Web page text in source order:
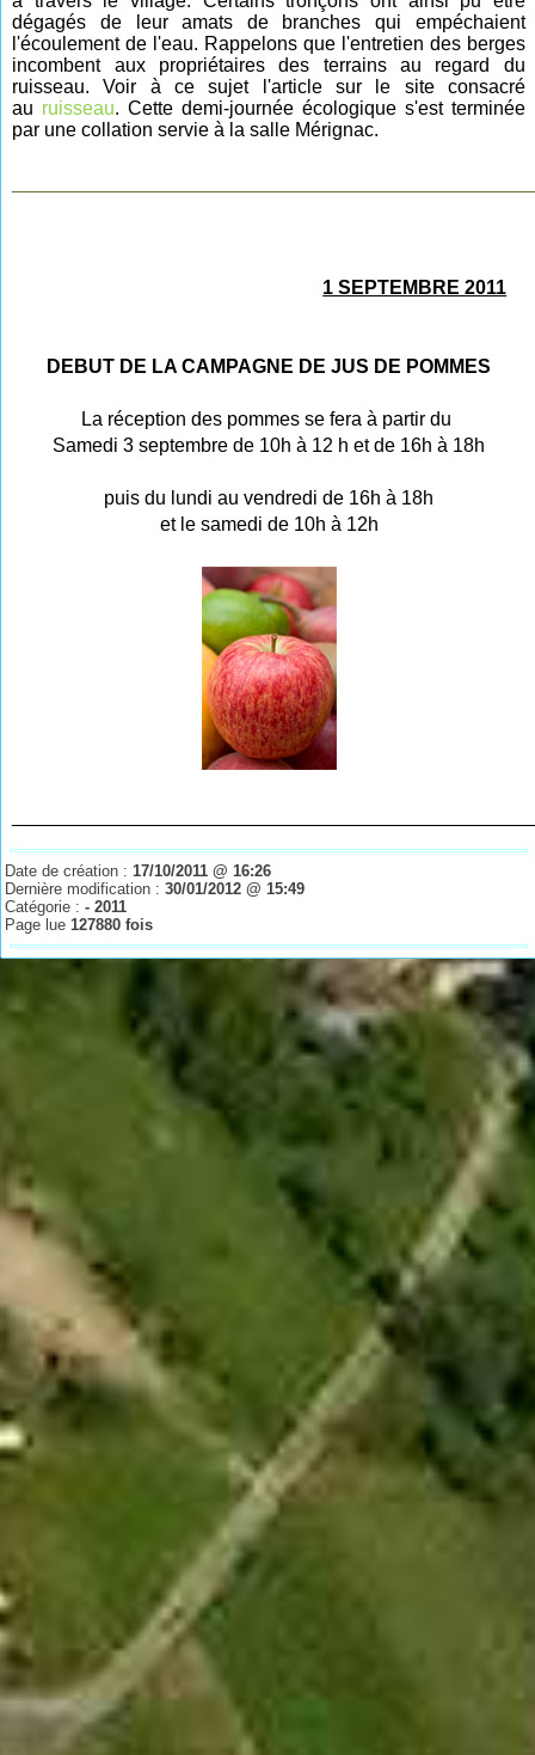
dégagés de leur amats de branches qui empéchaient
l'écoulement de l'eau. Rappelons que l'entretien des berges
incombent aux propriétaires des terrains au regard du
ruisseau. Voir à ce sujet l'article sur le site consacré
au ruisseau. Cette demi-journée écologique s'est terminée
par unecollation servie à la salle Mérignac.
1 SEPTEMBRE 2011
DEBUT DE LA CAMPAGNE DE JUS DE POMMES
La réception des pommes se fera à partir du
Samedi 3 septembre de 10h à 12 h et de 16h à 18h
puis du lundi au vendredi de 16h à 18h
et le samedi de 10h à 12h
Date de création : 17/10/2011 @ 16:26
Dernière modification :30/01/2012 @ 15:49
Catégorie :- 2011
Page lue 127880 fois